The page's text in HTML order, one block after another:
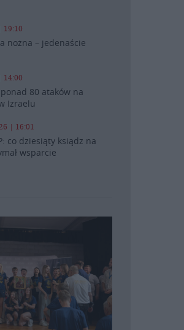
19:10
nożna – jedenaście
14:00
80 ataków na
Izraelu
| 16:01
co dziesiąty ksiądz na
wsparcie